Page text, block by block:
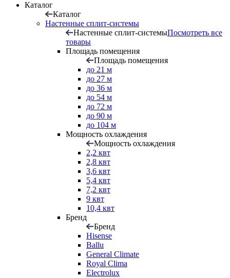
Каталог
Каталог
Настенные сплит-системы
Настенные сплит-системыПосмотреть все
товары
Площадь помещения
Площадь помещения
до 21 м
до 27 м
до 36 м
до 54 м
до 72 м
до 90 м
до 104 м
Мощность охлаждения
Мощность охлаждения
2,2 квт
2,8 квт
3,6 квт
5,4 квт
7,2 квт
9 квт
10,4 квт
Бренд
Бренд
Hisense
Ballu
General Climate
Royal Clima
Electrolux